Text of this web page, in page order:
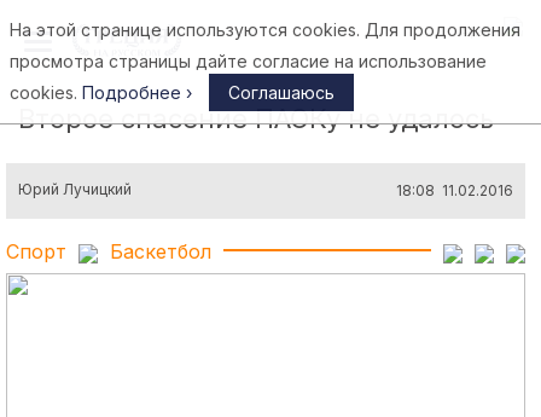
Афины
Второе спасение ПАОКу не удалось
Юрий Лучицкий 18:08 11.02.2016
Спорт Баскетбол
На этой странице используются cookies. Для продолжения
просмотра страницы дайте согласие на использование
cookies. Подробнее › Соглашаюсь